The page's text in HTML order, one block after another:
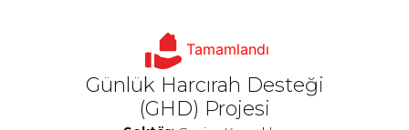
Tamamlandı
Günlük Harcırah Desteği
(GHD) Projesi